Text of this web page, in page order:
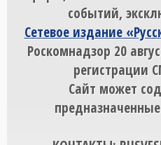
событий,
Сетевое издание
Роскомнадзор 20
регистрации
Сайт может